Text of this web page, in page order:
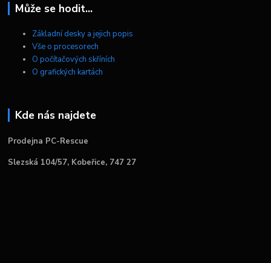
Může se hodit...
Základní desky a jejich popis
Vše o procesorech
O počítačových skříních
O grafických kartách
Kde nás najdete
Prodejna PC-Rescue
Slezská 104/57, Kobeřice, 747 27